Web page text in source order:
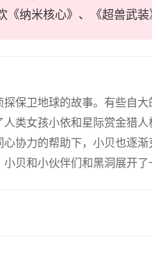
纳米核心》、《超兽武
探保卫地球的故事。有些自
类女孩小依和星际赏金猎
协力的帮助下，小贝也逐
贝和小伙伴们和黑洞展开